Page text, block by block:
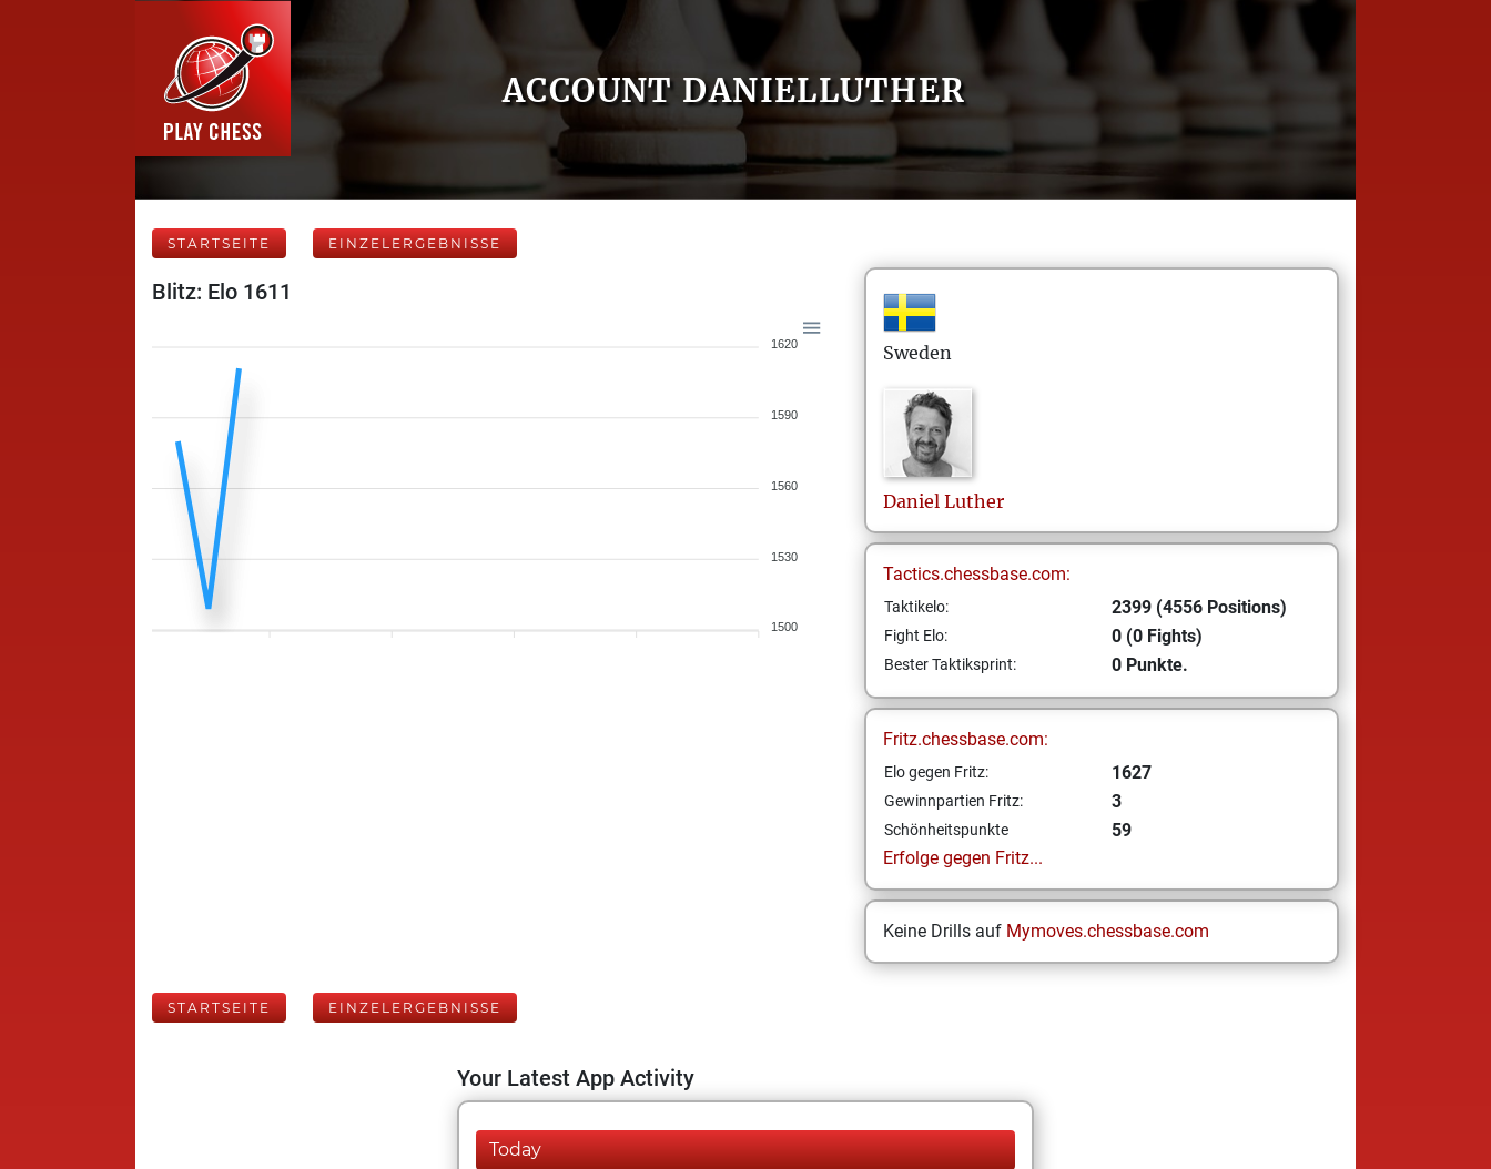
ACCOUNT DANIELLUTHER
STARTSEITE EINZELERGEBNISSE
Blitz: Elo 1611
1620
1590
1560
1530
1500
Sweden
Daniel Luther
Tactics.chessbase.com:
Taktikelo: 2399 (4556 Positions)
Fight Elo: 0 (0 Fights)
Bester Taktiksprint: 0 Punkte.
Fritz.chessbase.com:
Elo gegen Fritz: 1627
Gewinnpartien Fritz: 3
Schönheitspunkte
59
Erfolge gegen Fritz...
Keine Drills auf Mymoves.chessbase.com
STARTSEITE EINZELERGEBNISSE
Your Latest App Activity
Today